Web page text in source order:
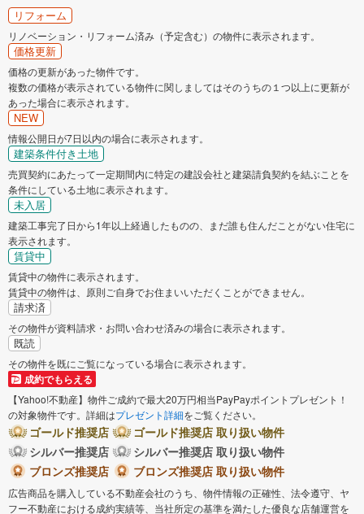
リフォーム
リノベーション・リフォーム済み（予定含む）の物件に表示されます。
価格更新
価格の更新があった物件です。
複数の価格が表示されている物件に関しましてはそのうちの１つ以上に更新が
あった場合に表示されます。
NEW
情報公開日が7日以内の場合に表示されます。
建築条件付き土地
売買契約にあたって一定期間内に特定の建設会社と建築請負契約を結ぶことを
条件にしている土地に表示されます。
未入居
建築工事完了日から1年以上経過したものの、まだ誰も住んだことがない住宅に
表示されます。
賃貸中
賃貸中の物件に表示されます。
賃貸中の物件は、原則ご自身でお住まいいただくことができません。
請求済
その物件が資料請求・お問い合わせ済みの場合に表示されます。
既読
その物件を既にご覧になっている場合に表示されます。
成約でもらえる
【Yahoo!不動産】物件ご成約で最大20万円相当PayPayポイントプレゼント！
の対象物件です。詳細はプレゼント詳細をご覧ください。
ゴールド推奨店
ゴールド推奨店 取り扱い物件
シルバー推奨店
シルバー推奨店 取り扱い物件
ブロンズ推奨店
ブロンズ推奨店 取り扱い物件
広告商品を購入している不動産会社のうち、物件情報の正確性、法令遵守、ヤ
フー不動産における成約実績等、当社所定の基準を満たした優良な店舗運営を